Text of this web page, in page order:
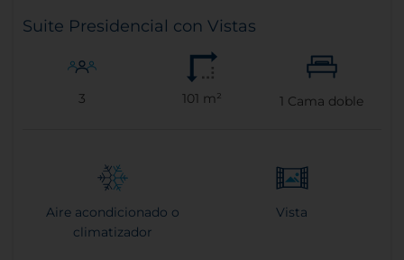
Suite Presidencial con Vistas
3 101 m² 1 Cama doble
Aire acondicionado o
climatizador
Vista